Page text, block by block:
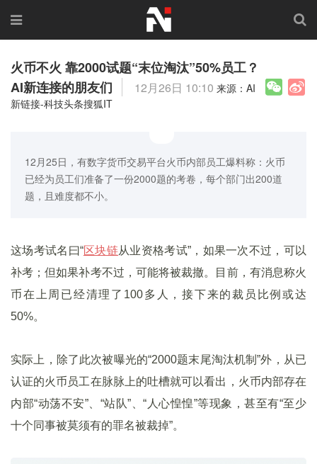
火币不火 靠2000试题“末位淘汰”50%员工？
AI新连接的朋友们
12月26日 10:10 来源：AI
新链接-科技头条搜狐IT
12月25日，有数字货币交易平台火币内部员工爆料称：火币
已经为员工们准备了一份2000题的考卷，每个部门出200道
题，且难度都不小。
这场考试名曰“区块链从业资格考试”，如果一次不过，可以
补考；但如果补考不过，可能将被裁撤。目前，有消息称火
币在上周已经清理了100多人，接下来的裁员比例或达
50%。
实际上，除了此次被曝光的“2000题末尾淘汰机制”外，从已
认证的火币员工在脉脉上的吐槽就可以看出，火币内部存在
内部“动荡不安”、“站队”、“人心惶惶”等现象，甚至有“至少
十个同事被莫须有的罪名被裁掉”。